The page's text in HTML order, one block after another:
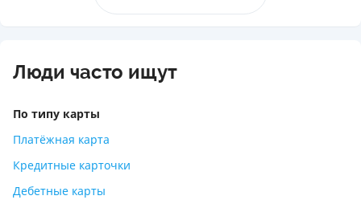
Люди часто ищут
По типу карты
Платёжная карта
Кредитные карточки
Дебетные карты